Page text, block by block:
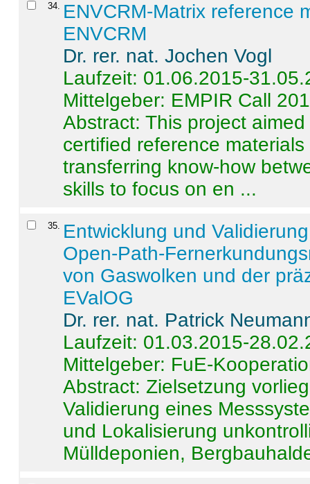
34. ENVCRM-Matrix reference
ENVCRM
Dr. rer. nat. Jochen Vogl
Laufzeit: 01.06.2015-
Mittelgeber: EMPIR Call
Abstract:This project
certified reference
transferring know-how
skills to focus on en ...
35. Entwicklung und
Open-Path-
von Gaswolken und der
EValOG
Dr. rer. nat. Patrick
Laufzeit: 01.03.2015-
Mittelgeber: FuE-
Abstract:Zielsetzung
Validierung eines
und Lokalisierung
Mülldeponien,